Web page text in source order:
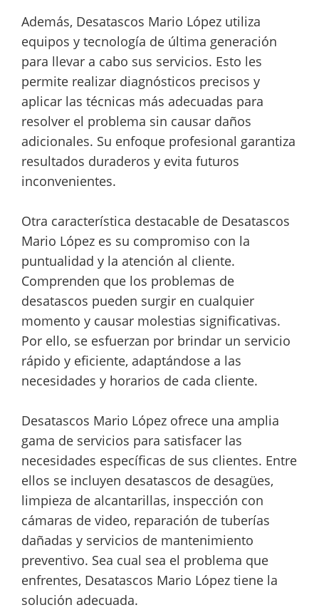
Además, Desatascos Mario López utiliza
equipos y tecnología de última generación
para llevar a cabo sus servicios. Esto les
permite realizar diagnósticos precisos y
aplicar las técnicas más adecuadas para
resolver el problema sin causar daños
adicionales. Su enfoque profesional garantiza
resultados duraderos y evita futuros
inconvenientes.
Otra característica destacable de Desatascos
Mario López es su compromiso con la
puntualidad y la atención al cliente.
Comprenden que los problemas de
desatascos pueden surgir en cualquier
momento y causar molestias significativas.
Por ello, se esfuerzan por brindar un servicio
rápido y eficiente, adaptándose a las
necesidades y horarios de cada cliente.
Desatascos Mario López ofrece una amplia
gama de servicios para satisfacer las
necesidades específicas de sus clientes. Entre
ellos se incluyen desatascos de desagües,
limpieza de alcantarillas, inspección con
cámaras de video, reparación de tuberías
dañadas y servicios de mantenimiento
preventivo. Sea cual sea el problema que
enfrentes, Desatascos Mario López tiene la
solución adecuada.